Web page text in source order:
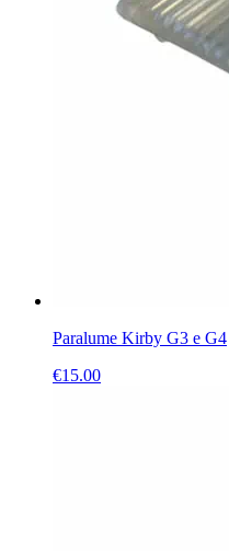
Paralume Kirby G3 e G4
€15.00